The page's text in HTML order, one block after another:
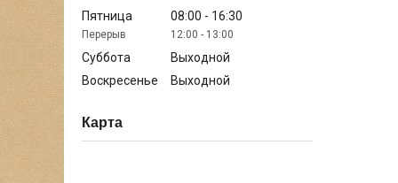
Пятница 08:00 16:30
12:00 13:00
Суббота
Выходной
Воскресенье
Выходной
Карта